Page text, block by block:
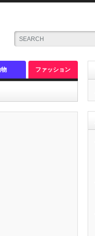
物 ファッション